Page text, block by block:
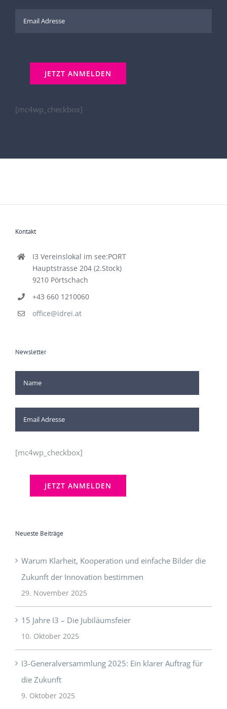
[mc4wp_checkbox]
Kontakt
I3 Vereinslokal im see:PORT
Hauptstrasse 204 (2.Stock)
9210 Pörtschach
+43 660 1210060
office@idrei.at
Newsletter
[mc4wp_checkbox]
Neueste Beiträge
Warum Klarheit, Kooperation und einfache Bilder die
Zukunft der Innovation bestimmen
29. November 2025
15 Jahre I3 – Die Jubiläumsfeier
10. Oktober 2025
I3-Generalversammlung 2025: Ein klarer Auftrag für
die Zukunft
9. Oktober 2025